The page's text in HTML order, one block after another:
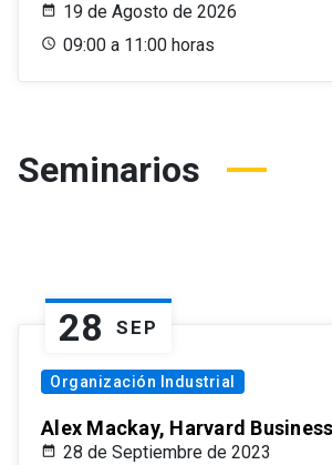
19 de Agosto de 2026
09:00 a 11:00 horas
Seminarios
28 SEP
Organización Industrial
Alex Mackay, Harvard
28 de Septiembre de 2023